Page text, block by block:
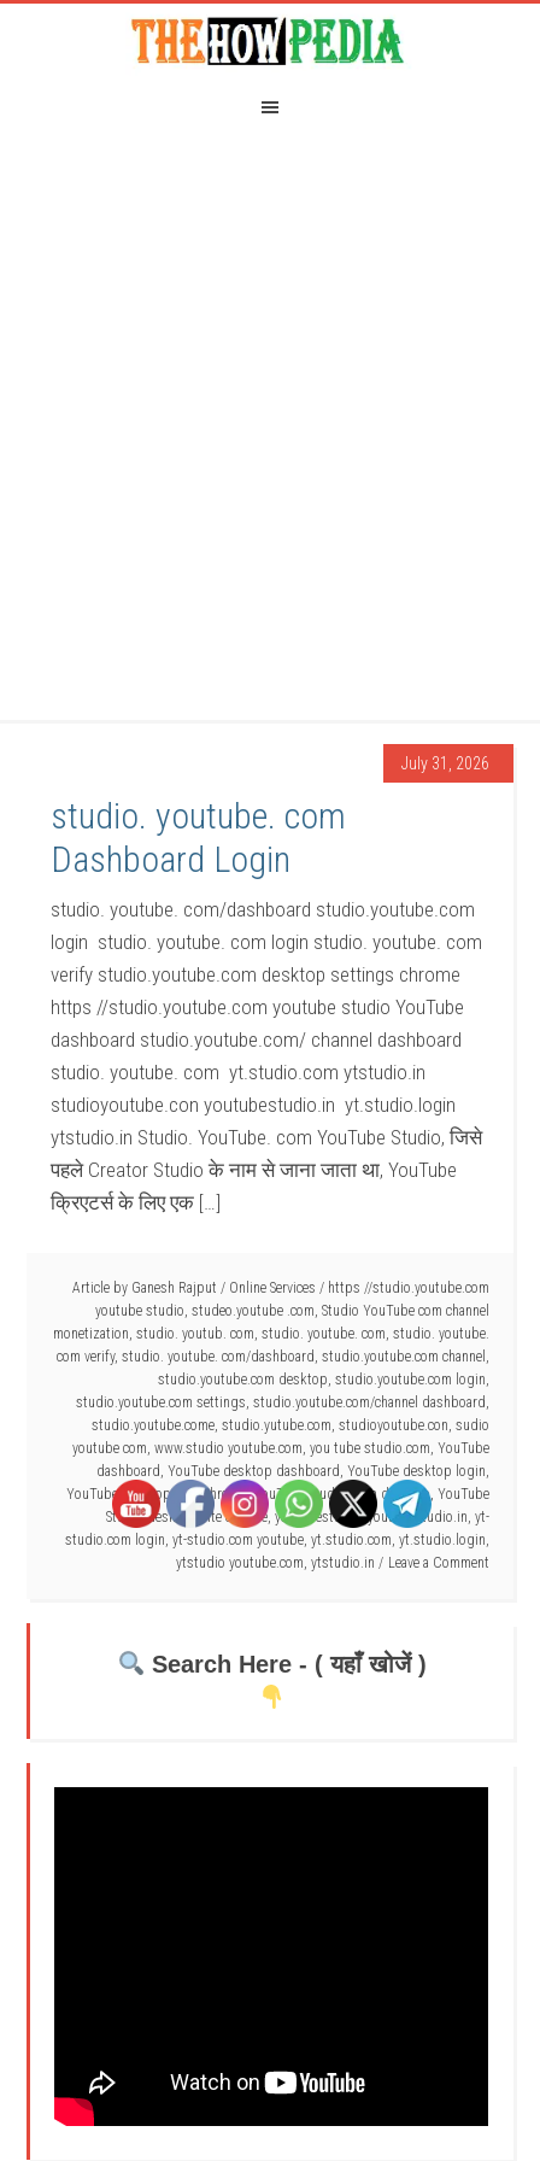
July 31, 2026
studio. youtube. com
Dashboard Login
studio. youtube. com/dashboard studio.youtube.com
login studio. youtube. com login studio. youtube. com
verify studio.youtube.com desktop settings chrome
https //studio.youtube.com youtube studio YouTube
dashboard studio.youtube.com/ channel dashboard
studio. youtube. com yt.studio.com ytstudio.in
studioyoutube.con youtubestudio.in yt.studio.login
ytstudio.in Studio. YouTube. com YouTube Studio, जिसे
पहले Creator Studio के नाम से जाना जाता था, YouTube
क्रिएटर्स के लिए एक […]
Article by Ganesh Rajput / Online Services / https //studio.youtube.com
youtube studio, studeo.youtube .com, Studio YouTube com channel
monetization, studio. youtub. com, studio. youtube. com, studio. youtube.
com verify, studio. youtube. com/dashboard, studio.youtube.com channel ,
studio.youtube.com desktop, studio.youtube.com login,
studio.youtube.com settings, studio.youtube.com/channel dashboard,
studio.youtube.come, studio.yutube.com, studioyoutube.con, sudio
youtube com, www.studio youtube.com, you tube studio.com, YouTube
dashboard, YouTube desktop dashboard, YouTube desktop login,
YouTube desktop site Chrome,YouTube Studio Com desktop, YouTube
Studio desktop site chrome, youtubestudio,youtubestudio.in, yt-
studio.com login, yt-studio.com youtube, yt.studio.com, yt.studio.login,
ytstudio youtube.com, ytstudio.in Leave a Comment
Search Here - ( यहाँ खोजें )